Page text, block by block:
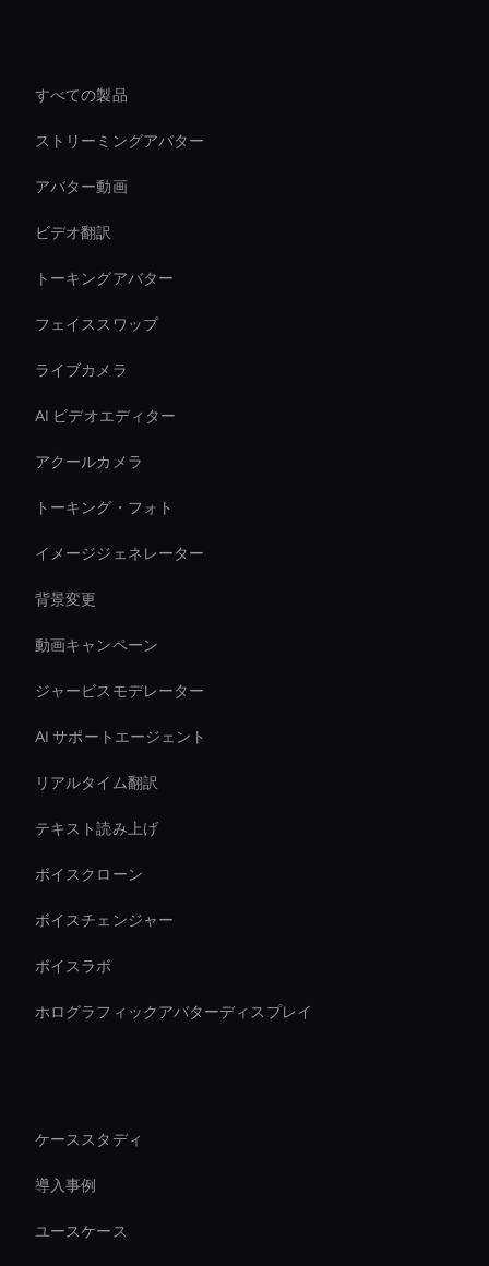
すべての製品
ストリーミングアバター
アバター動画
ビデオ翻訳
トーキングアバター
フェイススワップ
ライブカメラ
AI ビデオエディター
アクールカメラ
トーキング・フォト
イメージジェネレーター
背景変更
動画キャンペーン
ジャービスモデレーター
AI サポートエージェント
リアルタイム翻訳
テキスト読み上げ
ボイスクローン
ボイスチェンジャー
ボイスラボ
ホログラフィックアバターディスプレイ
ケーススタディ
導入事例
ユースケース